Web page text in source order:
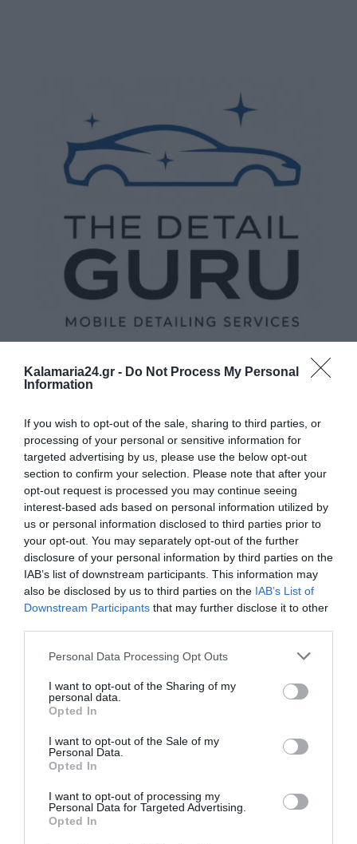
Kalamaria24.gr - Do Not Process My Personal
Information
If you wish to opt-out of the sale, sharing to third parties, or
processing of your personal or sensitive information for
targeted advertising by us, please use the below opt-out
section to confirm your selection. Please note that after your
opt-out request is processed you may continue seeing
interest-based ads based on personal information utilized by
us or personal information disclosed to third parties prior to
your opt-out. You may separately opt-out of the further
disclosure of your personal information by third parties on the
IAB’s list of downstream participants. This information may
also be disclosed by us to third parties on the IAB’s List of
Downstream Participants that may further disclose it to other
Personal Data Processing Opt Outs
I want to opt-out of the Sharing of my
personal data.
Opted In
I want to opt-out of the Sale of my
Personal Data.
Opted In
I want to opt-out of processing my
Personal Data for Targeted Advertising.
Opted In